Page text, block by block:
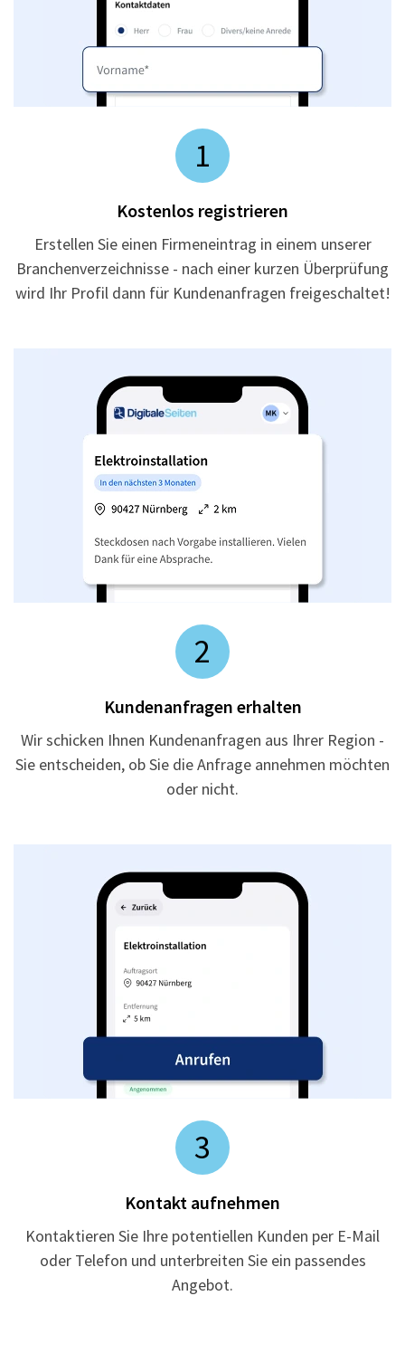
1
Kostenlos registrieren
Erstellen Sie einen Firmeneintrag in einem unserer
Branchenverzeichnisse - nach einer kurzen Überprüfung
wird Ihr Profil dann für Kundenanfragen freigeschaltet!
2
Kundenanfragen erhalten
Wir schicken Ihnen Kundenanfragen aus Ihrer Region -
Sie entscheiden, ob Sie die Anfrage annehmen möchten
oder nicht.
3
Kontakt aufnehmen
Kontaktieren Sie Ihre potentiellen Kunden per E-Mail
oder Telefon und unterbreiten Sie ein passendes
Angebot.